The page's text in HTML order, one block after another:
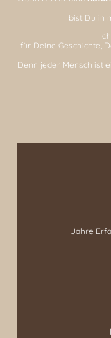
bist Du in
für Deine Geschichte,
Denn jeder Mensch ist
Jahre